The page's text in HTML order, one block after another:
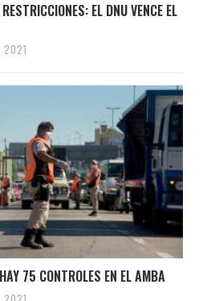
EL DNU VENCE EL
2021
75 CONTROLES EN EL AMBA